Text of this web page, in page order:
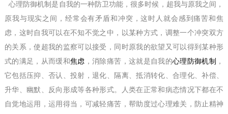
心理防御机制是自我的一种防卫功能，很多时候，超我与原我之间，
原我与现实之间，经常会有矛盾和冲突，这时人就会感到痛苦和焦
虑，这时自我可以在不知不觉之中，以某种方式，调整一个冲突双方
的关系，使超我的监察可以接受，同时原我的欲望又可以得到某种形
式的满足，从而缓和焦虑 ，消除痛苦，这就是自我的心理防御机制 ，
它包括压抑、否认、投射，退化、隔离、抵消转化、合理化、补偿、
升华、幽默、反向形成等各种形式。人类在正常和病态情况下都在不
自觉地运用，运用得当，可减轻痛苦，帮助度过心理难关，防止精神